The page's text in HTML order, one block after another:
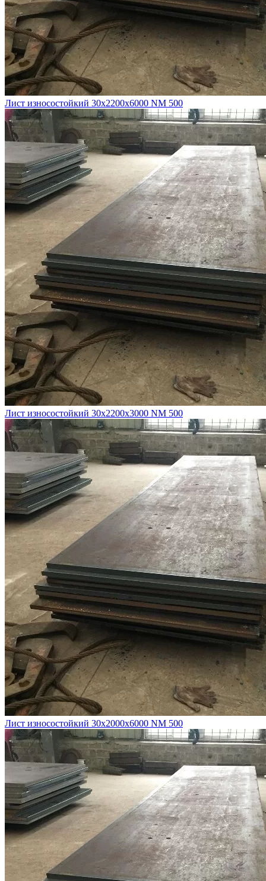
Лист износостойкий 30х2200х6000 NM 500
Лист износостойкий 30х2200х3000 NM 500
Лист износостойкий 30х2000х6000 NM 500